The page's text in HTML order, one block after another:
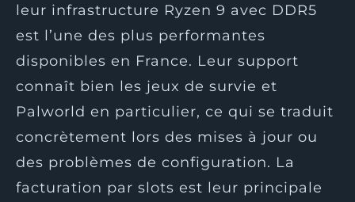
leur infrastructure Ryzen 9 avec DDR5
est l’une des plus performantes
disponibles en France. Leur support
connaît bien les jeux de survie et
Palworld en particulier, ce qui se traduit
concrètement lors des mises à jour ou
des problèmes de configuration. La
facturation par slots est leur principale